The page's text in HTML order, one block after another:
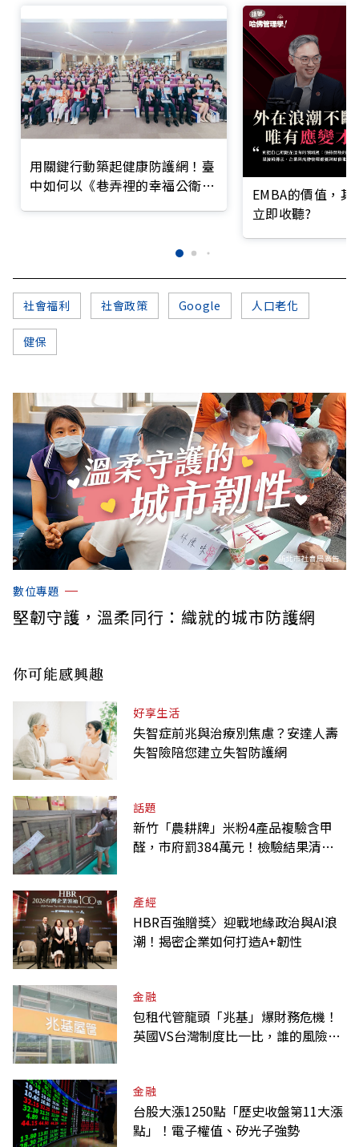
用關鍵行動築起健康防護網！臺
中如何以《巷弄裡的幸福公衛》
EMBA的價值，
立即收聽?
社會福利 社會政策 Google 人口老化
健保
數位專題
堅韌守護，溫柔同行：織就的城市防護網
你可能感興趣
好享生活
失智症前兆與治療別焦慮？安達人壽
失智險陪您建立失智防護網
話題
新竹「農耕牌」米粉4產品複驗含甲
醛，市府罰384萬元！檢驗結果清單
產經
HBR百強贈獎〉迎戰地緣政治與AI浪
潮！揭密企業如何打造A+韌性
金融
包租代管龍頭「兆基」爆財務危機！
英國VS台灣制度比一比，誰的風險
金融
台股大漲1250點「歷史收盤第11大漲
點」！電子權值、矽光子強勢